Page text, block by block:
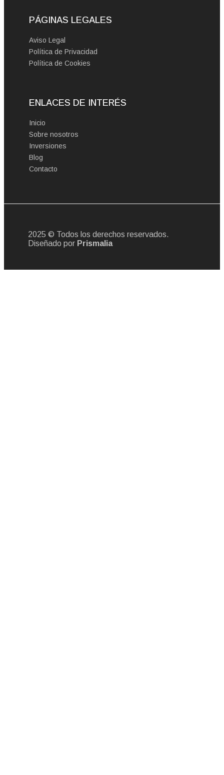
PÁGINAS LEGALES
Aviso Legal
Política de Privacidad
Política de Cookies
ENLACES DE INTERÉS
Inicio
Sobre nosotros
Inversiones
Blog
Contacto
2025 © Todos los derechos reservados.
Diseñado por Prismalia